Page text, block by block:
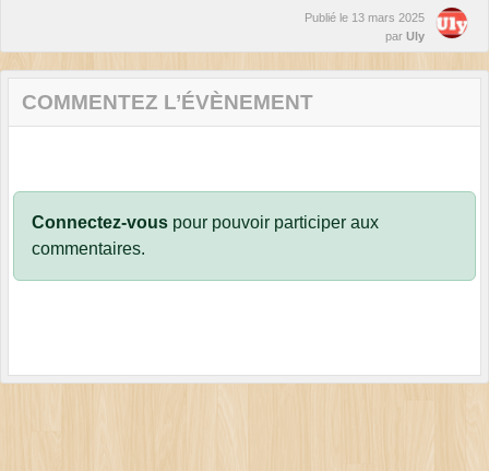
Publié le 13 mars 2025
par Uly
COMMENTEZ L’ÉVÈNEMENT
Connectez-vous pour pouvoir participer aux
commentaires.